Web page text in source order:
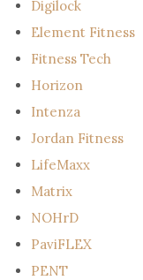
Digilock
Element Fitness
Fitness Tech
Horizon
Intenza
Jordan Fitness
LifeMaxx
Matrix
NOHrD
PaviFLEX
PENT